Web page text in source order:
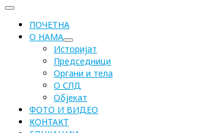
ПОЧЕТНА
О НАМА
Историјат
Председници
Органи и тела
О СЛД
Објекат
ФОТО И ВИДЕО
КОНТАКТ